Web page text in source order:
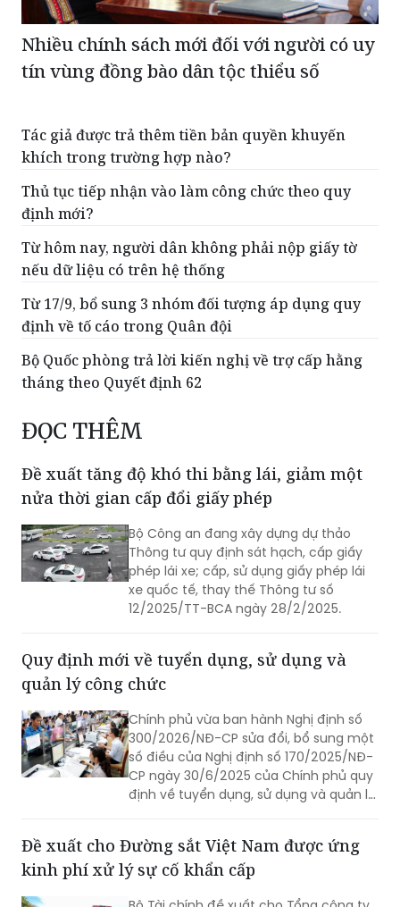
Nhiều chính sách mới đối với người có uy
tín vùng đồng bào dân tộc thiểu số
Tác giả được trả thêm tiền bản quyền khuyến
khích trong trường hợp nào?
Thủ tục tiếp nhận vào làm công chức theo quy
định mới?
Từ hôm nay, người dân không phải nộp giấy tờ
nếu dữ liệu có trên hệ thống
Từ 17/9, bổ sung 3 nhóm đối tượng áp dụng quy
định về tố cáo trong Quân đội
Bộ Quốc phòng trả lời kiến nghị về trợ cấp hằng
tháng theo Quyết định 62
ĐỌC THÊM
Đề xuất tăng độ khó thi bằng lái, giảm một
nửa thời gian cấp đổi giấy phép
Bộ Công an đang xây dựng dự thảo
Thông tư quy định sát hạch, cấp giấy
phép lái xe; cấp, sử dụng giấy phép lái
xe quốc tế, thay thế Thông tư số
12/2025/TT-BCA ngày 28/2/2025.
Quy định mới về tuyển dụng, sử dụng và
quản lý công chức
Chính phủ vừa ban hành Nghị định số
300/2026/NĐ-CP sửa đổi, bổ sung một
số điều của Nghị định số 170/2025/NĐ-
CP ngày 30/6/2025 của Chính phủ quy
định về tuyển dụng, sử dụng và quản lý
Đề xuất cho Đường sắt Việt Nam được ứng
kinh phí xử lý sự cố khẩn cấp